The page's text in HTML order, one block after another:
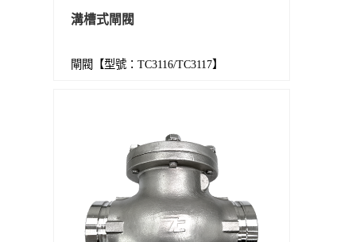
溝槽式閘閥
閘閥【型號：TC3116/TC3117】